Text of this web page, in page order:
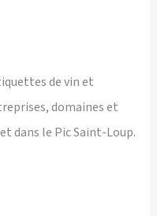
de vin et
domaines et
dans le Pic Saint-Loup.